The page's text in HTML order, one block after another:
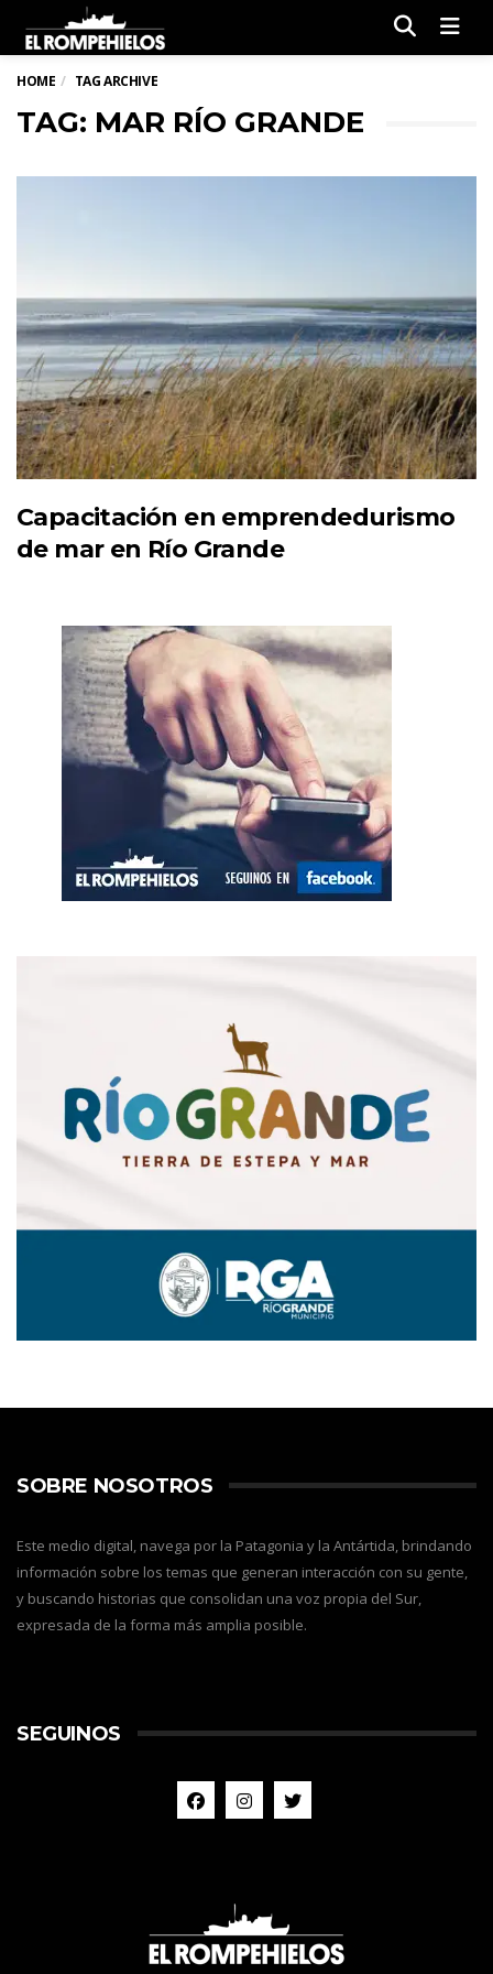
HOME TAG ARCHIVE
TAG: MAR RÍO GRANDE
Capacitación en emprendedurismo
de mar en Río Grande
SOBRE NOSOTROS
Este medio digital, navega por la Patagonia y la Antártida, brindando
información sobre los temas que generan interacción con su gente,
y buscando historias que consolidan una voz propia del Sur,
expresada de la forma más amplia posible.
SEGUINOS